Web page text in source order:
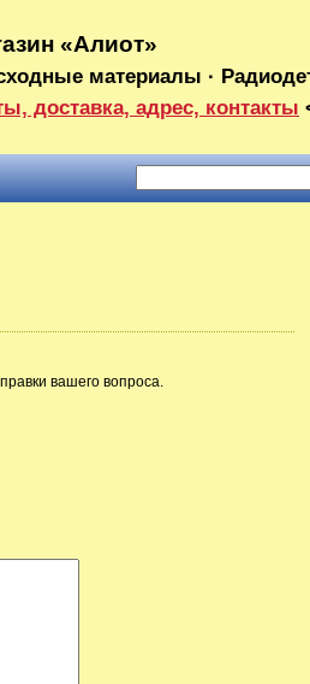
«Алиот»
материалы ·
доставка, адрес, контакты
вашего вопроса.